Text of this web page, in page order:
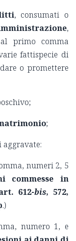
, consumati o
,
primo comma
fattispecie di
o promettere
;
aggravate:
numeri 2, 5
commesse in
612-bis, 572,
.)
numero 1, e